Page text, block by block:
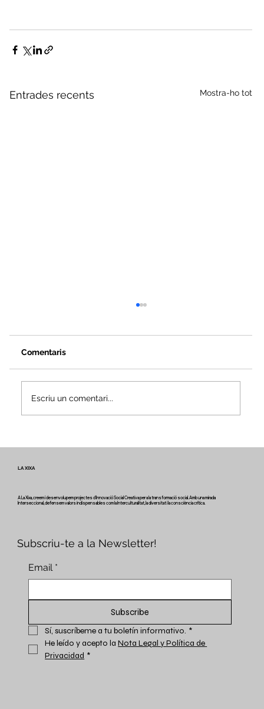
Entrades recents Mostra-ho tot
Comentaris
Escriu un comentari...
LA XIXA
A La Xixa, creem i desenvolupem projectes d'Innovació Social Creativa per a la transformació social. Amb una mirada
Interseccional, defensem valors indispensables com la Interculturalitat, la diversitat i la consciència crítica.
Subscriu-te a la Newsletter!
Email *
Subscribe
Sí, suscríbeme a tu boletín informativo. *
He leído y acepto la Nota Legal y Política de
Privacidad *